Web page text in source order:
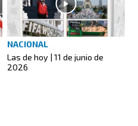
NACIONAL
Las de hoy | 11 de junio de
2026